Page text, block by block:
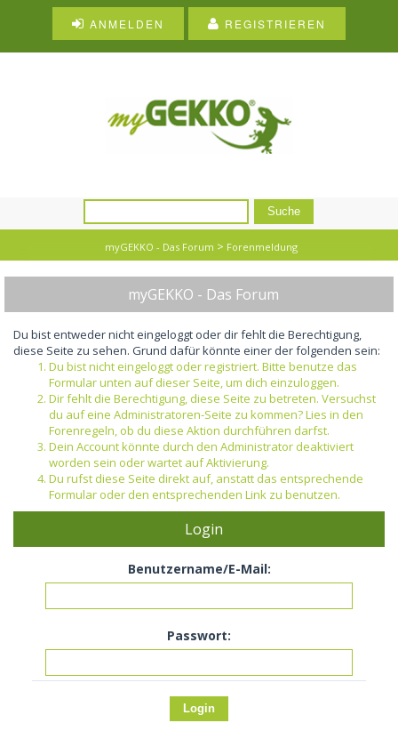
ANMELDEN REGISTRIEREN
myGEKKO - Das Forum > Forenmeldung
myGEKKO - Das Forum
Du bist entweder nicht eingeloggt oder dir fehlt die Berechtigung,
diese Seite zu sehen. Grund dafür könnte einer der folgenden sein:
Du bist nicht eingeloggt oder registriert. Bitte benutze das
Formular unten auf dieser Seite, um dich einzuloggen.
Dir fehlt die Berechtigung, diese Seite zu betreten. Versuchst
du auf eine Administratoren-Seite zu kommen? Lies in den
Forenregeln, ob du diese Aktion durchführen darfst.
Dein Account könnte durch den Administrator deaktiviert
worden sein oder wartet auf Aktivierung.
Du rufst diese Seite direkt auf, anstatt das entsprechende
Formular oder den entsprechenden Link zu benutzen.
Login
Benutzername/E-Mail:
Passwort: